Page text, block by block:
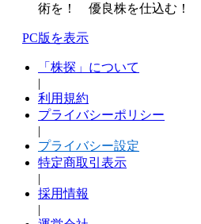
術を！ 優良株を仕込む！
PC版を表示
「株探」について
|
利用規約
プライバシーポリシー
|
プライバシー設定
特定商取引表示
|
採用情報
|